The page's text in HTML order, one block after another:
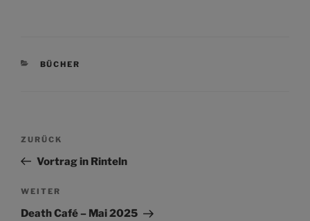
KATEGORIEN
BÜCHER
Beitragsnavigation
Vorheriger
Beitrag
ZURÜCK
Vortrag in Rinteln
Nächster
Beitrag
WEITER
Death Café – Mai 2025